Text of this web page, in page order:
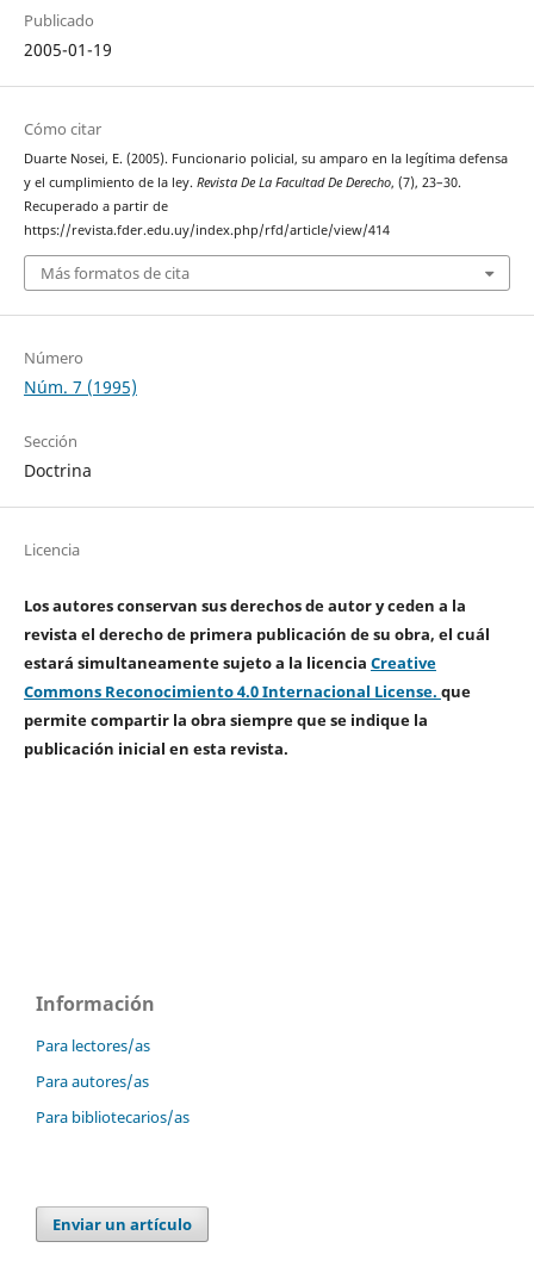
Publicado
2005-01-19
Cómo citar
Duarte Nosei, E. (2005). Funcionario policial, su amparo en la legítima defensa
y el cumplimiento de la ley. Revista De La Facultad De Derecho, (7), 23–30.
Recuperado a partir de
https://revista.fder.edu.uy/index.php/rfd/article/view/414
Más formatos de cita
Número
Núm. 7 (1995)
Sección
Doctrina
Licencia
Los autores conservan sus derechos de autor y ceden a la
revista el derecho de primera publicación de su obra, el cuál
estará simultaneamente sujeto a la licencia Creative
Commons Reconocimiento 4.0 Internacional License. que
permite compartir la obra siempre que se indique la
publicación inicial en esta revista.
Información
Para lectores/as
Para autores/as
Para bibliotecarios/as
Enviar un artículo